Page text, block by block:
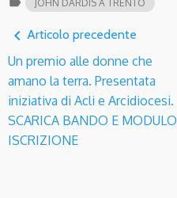
JOHN DARDIS A TRENTO
navigate_before Articolo precedente
Un premio alle donne che
amano la terra. Presentata
iniziativa di Acli e Arcidiocesi.
SCARICA BANDO E MODULO
ISCRIZIONE